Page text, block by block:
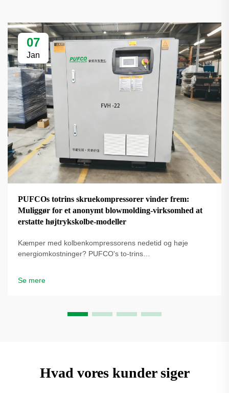
07
Jan
PUFCOs totrins skruekompressorer vinder frem:
Muliggør for et anonymt blowmolding-virksomhed at
erstatte højtrykskolbe-modeller
Kæmper med kolbenkompressorens nedetid og høje
energiomkostninger? PUFCO's to-trins
omkostninger – anmod om en løsningsgennemgang.
Se mere
Hvad vores kunder siger